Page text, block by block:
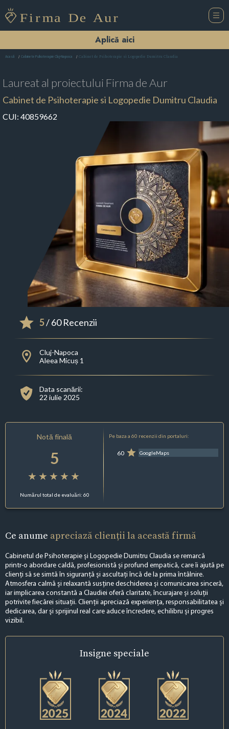
Aplică aici
Acasă Cabinete Psihoterapie Cluj-Napoca Cabinet de Psihoterapie si Logopedie Dumitru Claudia
Laureat al proiectului Firma de Aur
Cabinet de Psihoterapie si Logopedie Dumitru Claudia
CUI: 40859662
5/ 60 Recenzii
Cluj-Napoca
Aleea Micuș 1
Data scanării:
22 iulie 2025
Notă finală
5
Numărul total de evaluări: 60
Pe baza a 60 recenzii din portaluri:
60 GoogleMaps
Ce anume apreciază clienții la această firmă
Cabinetul de Psihoterapie și Logopedie Dumitru Claudia se remarcă
printr-o abordare caldă, profesionistă și profund empatică, care îi ajută pe
clienți să se simtă în siguranță și ascultați încă de la prima întâlnire.
Atmosfera calmă și relaxantă susține deschiderea și comunicarea sinceră,
iar implicarea constantă a Claudiei oferă claritate, încurajare și soluții
potrivite fiecărei situații. Clienții apreciază experiența, responsabilitatea și
dedicarea, dar și sprijinul real care aduce încredere, echilibru și progres
vizibil.
Insigne speciale